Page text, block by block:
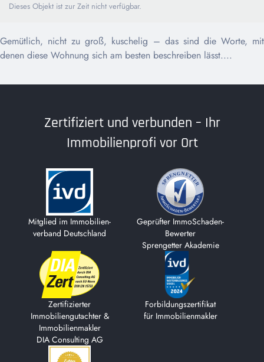
Dieses Objekt ist zur Zeit nicht verfügbar.
Gemütlich, nicht zu groß, kuschelig – das sind die Worte, mit
denen diese Wohnung sich am besten beschreiben lässt....
Zertifiziert und verbunden – Ihr
Immobilienprofi vor Ort
Mitglied im Immobilien­-
verband Deutschland
Geprüfter ImmoSchaden-
Bewerter
Sprengetter Akademie
Zertifizierter
Immobiliengutachter &
Immobilienmakler
DIA Consulting AG
Forbildungs­zertifikat
für Immobilienmakler